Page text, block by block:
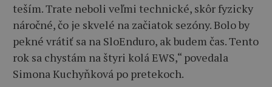
teším. Trate neboli veľmi technické, skôr fyzicky
náročné, čo je skvelé na začiatok sezóny. Bolo by
pekné vrátiť sa na SloEnduro, ak budem čas. Tento
rok sa chystám na štyri kolá EWS,“ povedala
Simona Kuchyňková po pretekoch.